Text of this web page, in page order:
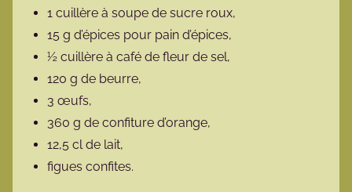
1 cuillère à soupe de sucre roux,
15 g d’épices pour pain d’épices,
½ cuillère à café de fleur de sel,
120 g de beurre,
3 œufs,
360 g de confiture d’orange,
12,5 cl de lait,
figues confites.